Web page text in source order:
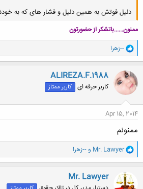
دلیل فوتش به همین دلیل و فشار های که به
کلیک کنید تا باز
ممنون......باتشکر از حضورتون
و
ا
ک
ن
ش
ه
ا
--زهرا
ALIREZA.F.1988
کاربر حرفه ای کاربر ممتاز
Apr 15, 2014
ممنونم
و
ا
ک
ن
ش
Mr. Lawyer و --زهرا
Mr. Lawyer